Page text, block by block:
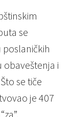
se
obaveštenja i
se tiče
je 407